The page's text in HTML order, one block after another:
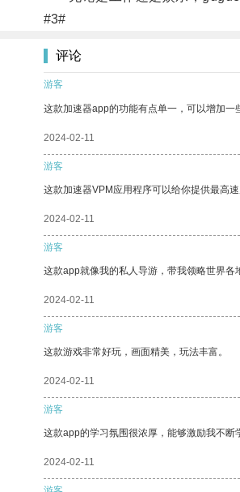
#3#
评论
游客
这款加速器app的功能有点单一，可以增加一
2024-02-11
游客
这款加速器VPM应用程序可以给你提供最高
2024-02-11
游客
这款app就像我的私人导游，带我领略世界各
2024-02-11
游客
这款游戏非常好玩，画面精美，玩法丰富。
2024-02-11
游客
这款app的学习氛围很浓厚，能够激励我不断
2024-02-11